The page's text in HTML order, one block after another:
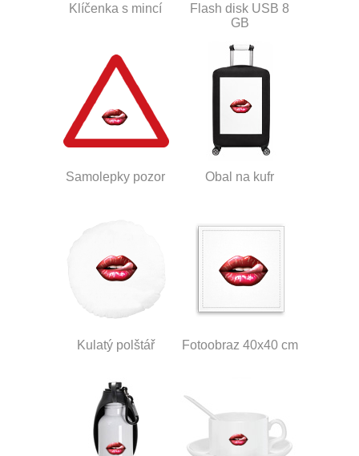
Klíčenka s mincí
Flash disk USB 8
GB
Samolepky pozor Obal na kufr
Kulatý polštář Fotoobraz 40x40 cm